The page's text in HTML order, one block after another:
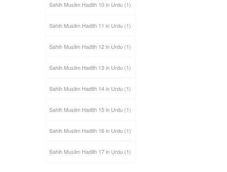
Sahih Muslim Hadith 10 in Urdu(1)
Sahih Muslim Hadith 11 in Urdu(1)
Sahih Muslim Hadith 12 in Urdu(1)
Sahih Muslim Hadith 13 in Urdu(1)
Sahih Muslim Hadith 14 in Urdu(1)
Sahih Muslim Hadith 15 in Urdu(1)
Sahih Muslim Hadith 16 in Urdu(1)
Sahih Muslim Hadith 17 in Urdu(1)